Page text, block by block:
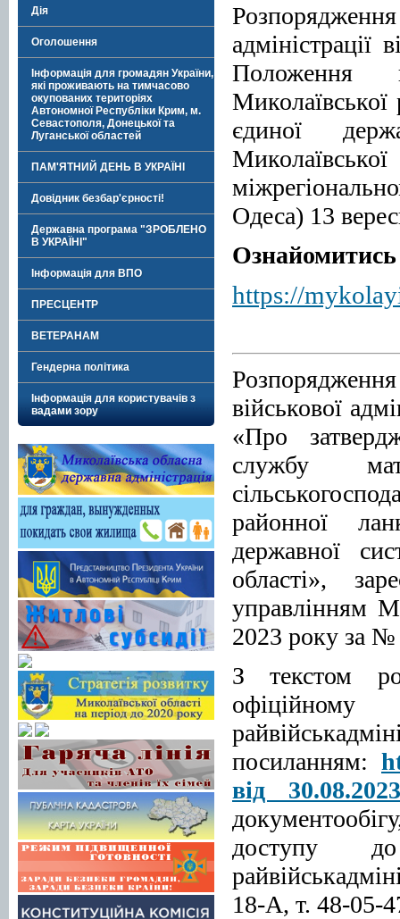
Дія
Оголошення
Інформація для громадян України,
які проживають на тимчасово
окупованих територіях
Автономної Республіки Крим, м.
Севастополя, Донецької та
Луганської областей
ПАМ'ЯТНИЙ ДЕНЬ В УКРАЇНІ
Довідник безбар'єрності!
Державна програма "ЗРОБЛЕНО
В УКРАЇНІ"
Інформація для ВПО
ПРЕСЦЕНТР
ВЕТЕРАНАМ
Гендерна політика
Інформація для користувачів з
вадами зору
Положення
Миколаївської
єдиної
Одеса) 13
https://
військової
«Про
службу
районної
державної
області»,
управлінням
2023 року за
З текстом
посиланням:
від
доступу
18-А, т. 48-05-